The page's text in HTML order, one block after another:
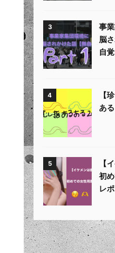
3
事
脳
自
4
【
あ
5
【
初
レポ